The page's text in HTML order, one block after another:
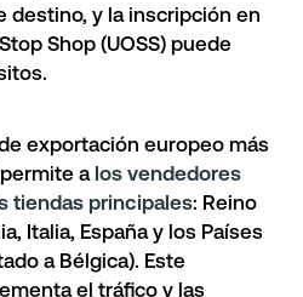
destino, y la inscripción en
Shop (UOSS) puede
exportación europeo más
a los vendedores
tiendas principales: Reino
Italia, España y los Países
a Bélgica). Este
el tráfico y las